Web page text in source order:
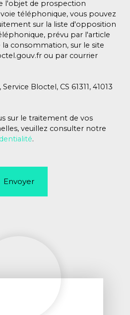
l'objet de prospection
téléphonique, vous pouvez
sur la liste d'opposition
prévu par l'article
la consommation, sur le site
ou par courrier
Bloctel, CS 61311, 41013
sur le traitement de vos
veuillez consulter notre
.
Envoyer